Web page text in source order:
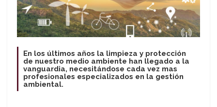
En los últimos años la limpieza y protección
de nuestro medio ambiente han llegado a la
vanguardia, necesitándose cada vez mas
profesionales especializados en la gestión
ambiental.